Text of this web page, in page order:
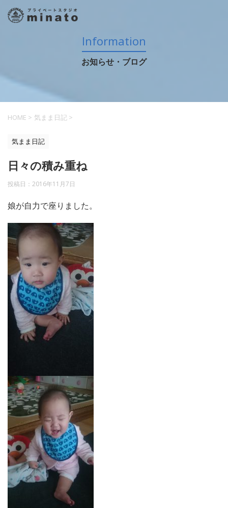
Information
お知らせ・ブログ
HOME > 気まま日記 >
気まま日記
日々の積み重ね
投稿日： 2016年11月7日
娘が自力で座りました。